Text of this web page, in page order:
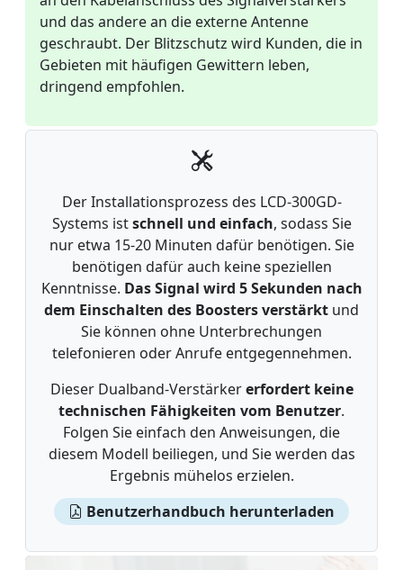
und das andere an die externe Antenne
geschraubt. Der Blitzschutz wird Kunden, die in
Gebieten mit häufigen Gewittern leben,
dringend empfohlen.
Der Installationsprozess des LCD-300GD-
Systems istschnell und einfach, sodass Sie
nur etwa 15-20 Minuten dafür benötigen. Sie
benötigen dafür auch keine speziellen
Kenntnisse. Das Signal wird 5 Sekunden nach
dem Einschalten des Boosters verstärkt und
Sie können ohne Unterbrechungen
telefonieren oder Anrufe entgegennehmen.
Dieser Dualband-Verstärkererfordert keine
technischen Fähigkeiten vom Benutzer.
Folgen Sie einfach den Anweisungen, die
diesem Modell beiliegen, und Sie werden das
Ergebnis mühelos erzielen.
Benutzerhandbuch herunterladen